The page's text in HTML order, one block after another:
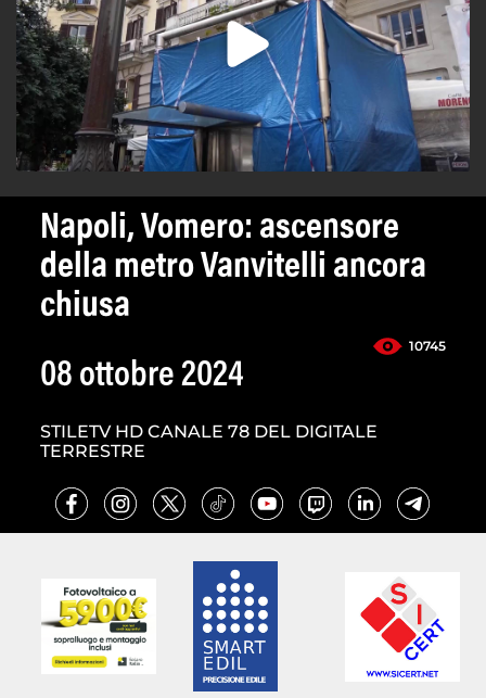
Napoli, Vomero: ascensore
della metro Vanvitelli ancora
chiusa
10745
08 ottobre 2024
STILETV HD CANALE 78 DEL DIGITALE
TERRESTRE